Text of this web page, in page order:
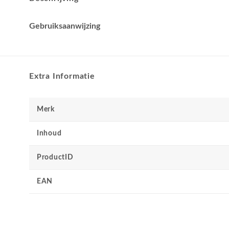
Gebruiksaanwijzing
Extra Informatie
Merk
Inhoud
ProductID
EAN